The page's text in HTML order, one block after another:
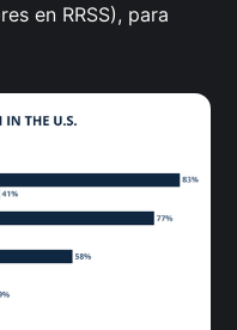
en RRSS), para